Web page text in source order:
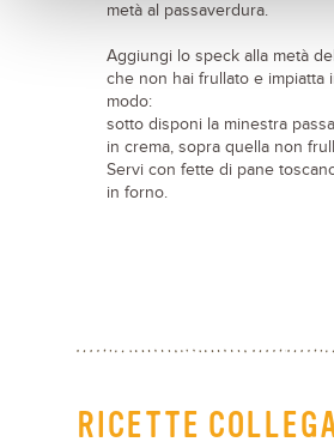
metà al passaverdura.
Aggiungi lo speck alla metà
che non hai frullato e impiatta
modo:
sotto disponi la minestra
in crema, sopra quella non
Servi con fette di pane
in forno.
RICETTE